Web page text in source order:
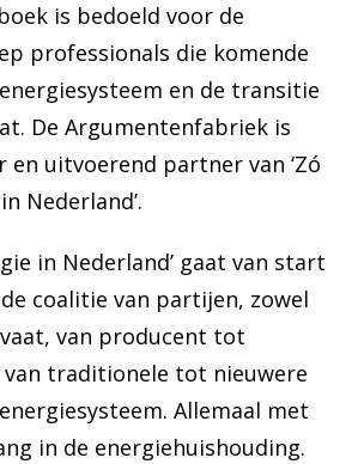
is bedoeld voor de
professionals die komende
en de transitie
De Argumentenfabriek is
uitvoerend partner van ‘Zó
Nederland’.
in Nederland’ gaat van start
coalitie van partijen, zowel
van producent tot
van traditionele tot nieuwere
Allemaal met
in de energiehuishouding.